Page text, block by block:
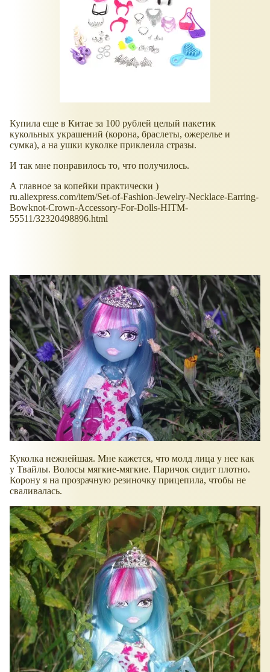
Купила еще в Китае за 100 рублей целый пакетик
кукольных украшений (корона, браслеты, ожерелье и
сумка), а на ушки куколке приклеила стразы.
И так мне понравилось то, что получилось.
А главное за копейки практически )
ru.aliexpress.com/item/Set-of-Fashion-Jewelry-Necklace-Earring-
Bowknot-Crown-Accessory-For-Dolls-HITM-
55511/32320498896.html
Куколка нежнейшая. Мне кажется, что молд лица у нее как
у Твайлы. Волосы мягкие-мягкие. Паричок сидит плотно.
Корону я на прозрачную резиночку прицепила, чтобы не
сваливалась.